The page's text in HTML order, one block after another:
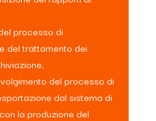
processo di
del trattamento dei
del processo di
dal sistema di
la produzione del